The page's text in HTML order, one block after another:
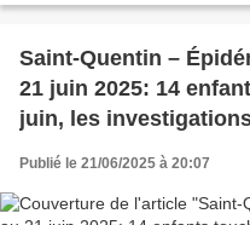
Saint-Quentin –
21 juin 2025: 14
juin, les
Publié le 21/06/2025 à 20:07